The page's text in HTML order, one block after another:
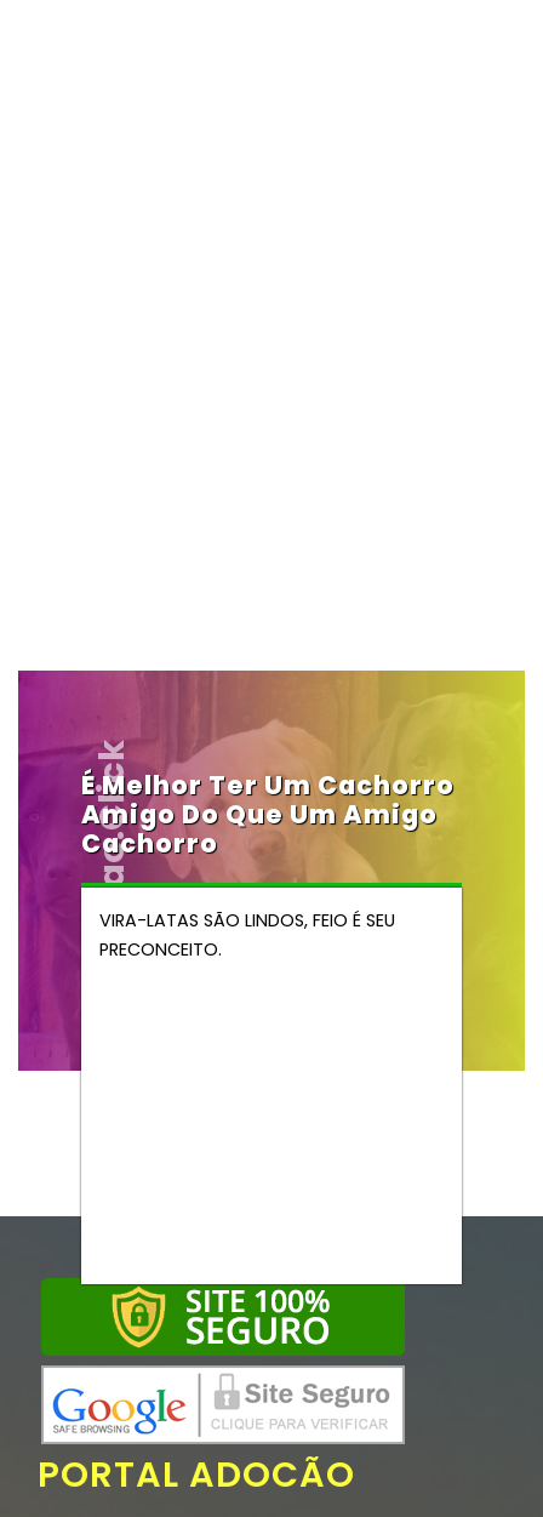
Vendocao.click
É Melhor Ter Um Cachorro
Amigo Do Que Um Amigo
Cachorro
VIRA-LATAS SÃO LINDOS, FEIO É SEU
PRECONCEITO.
PORTAL ADOCÃO